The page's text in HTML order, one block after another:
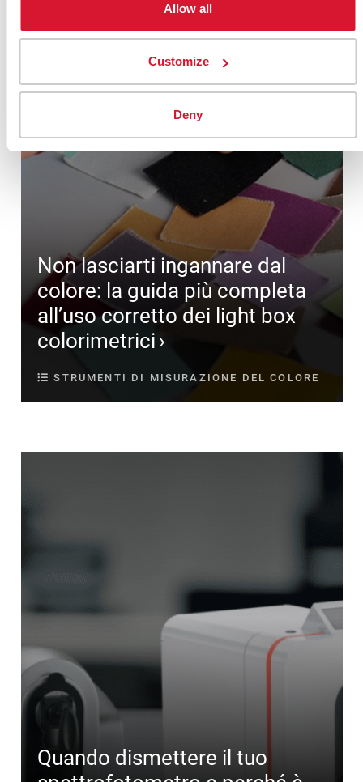
Allow all
Customize
Deny
Non lasciarti ingannare dal
colore: la guida più completa
all’uso corretto dei light box
colorimetrici
STRUMENTI DI MISURAZIONE DEL COLORE
Quando dismettere il tuo